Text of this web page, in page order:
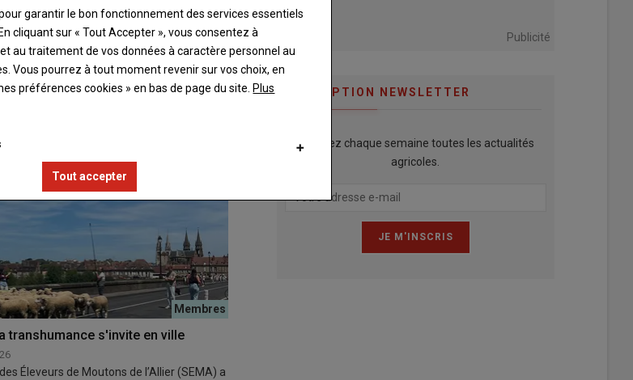
de transhumance de…
transhumance s'invite en ville
Éleveurs de Moutons de l’Allier (SEMA) a
Publicité
INSCRIPTION NEWSLETTER
Recevez chaque semaine toutes les actualités
agricoles.
garantir le bon fonctionnement des services essentiels
cliquant sur « Tout Accepter », vous consentez à
et au traitement de vos données à caractère personnel au
Vous pourrez à tout moment revenir sur vos choix, en
préférences cookies » en bas de page du site. Plus
Tout accepter